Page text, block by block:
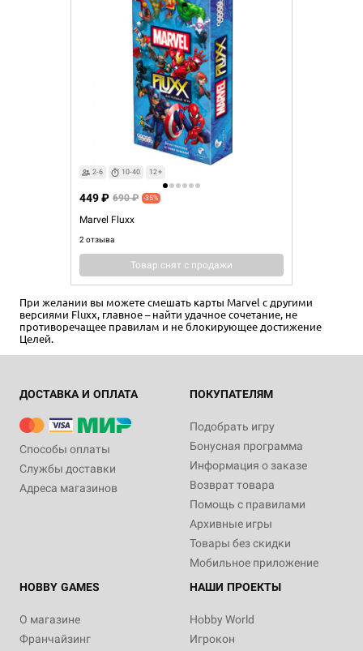
2-6 10-40 12+
Marvel Fluxx
2 отзыва
449 ₽ 690 ₽ -35%
Товар снят с продажи
При желании вы можете смешать карты Marvel с другими
версиями Fluxx, главное – найти удачное сочетание, не
противоречащее правилам и не блокирующее достижение
Целей.
ДОСТАВКА И ОПЛАТА
Способы оплаты
Службы доставки
Адреса магазинов
ПОКУПАТЕЛЯМ
Подобрать игру
Бонусная программа
Информация о заказе
Возврат товара
Помощь с правилами
Архивные игры
Товары без скидки
Мобильное приложение
HOBBY GAMES
О магазине
Франчайзинг
НАШИ ПРОЕКТЫ
Hobby World
Игрокон